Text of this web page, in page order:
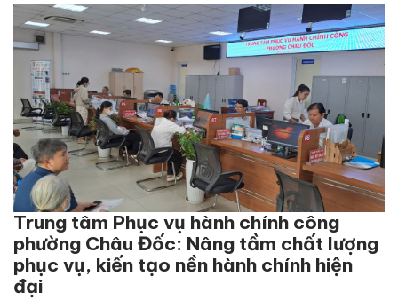
Trung tâm Phục vụ hành chính công
phường Châu Đốc: Nâng tầm chất lượng
phục vụ, kiến tạo nền hành chính hiện
đại